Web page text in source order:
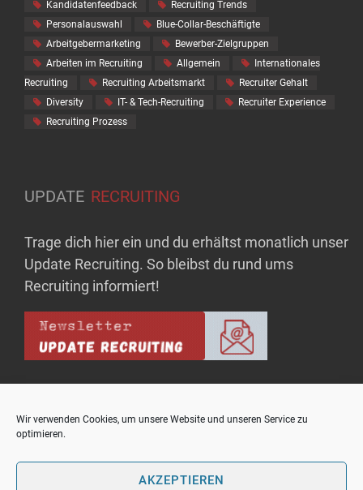
Wir verwenden Cookies, um unsere Website und unseren Service zu
optimieren.
AKZEPTIEREN
Kandidatenfeedback
Recruiting Trends
Personalauswahl
Blue-Collar-Beschäftigte
Arbeitgebermarketing
Bewerber-Zielgruppen
Arbeiten im Recruiting
Allgemein
Internationales
Recruiting
Recruiting Arbeitsmarkt
Recruiter Gehalt
Diversity
IT- & Tech-Recruiting
Recruiter Experience
Recruiting Prozess
UPDATE RECRUITING
Trage dich hier ein und du erhältst monatlich unser
Update Recruiting. So bleibst du rund ums
Recruiting informiert!
Copyright © upo - Bausteine für Rekrutierungserfolg
Theme: OnlineMag byeVisionThemes